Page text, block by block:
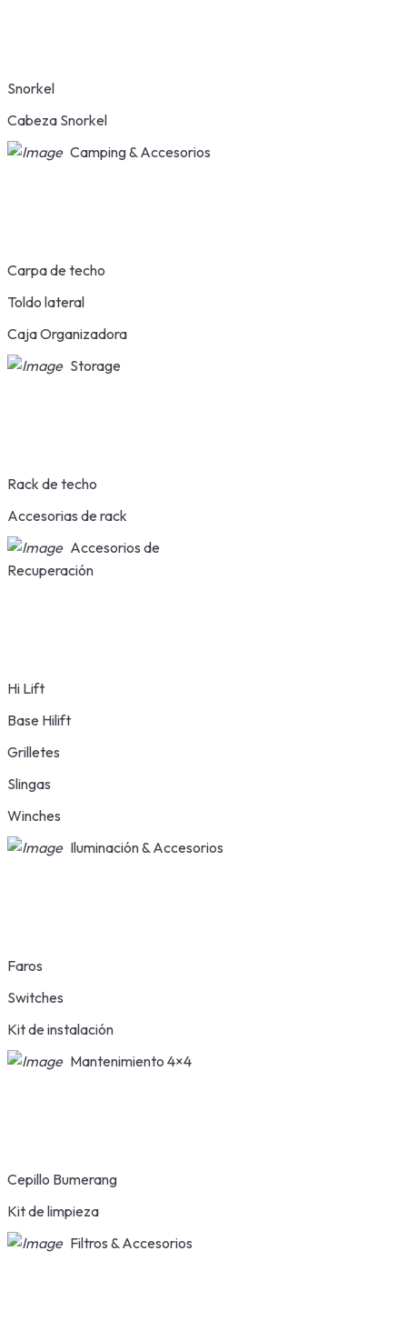
Snorkel
Cabeza Snorkel
Camping & Accesorios
Carpa de techo
Toldo lateral
Caja Organizadora
Storage
Rack de techo
Accesorias de rack
Accesorios de
Recuperación
Hi Lift
Base Hilift
Grilletes
Slingas
Winches
Iluminación & Accesorios
Faros
Switches
Kit de instalación
Mantenimiento 4×4
Cepillo Bumerang
Kit de limpieza
Filtros & Accesorios